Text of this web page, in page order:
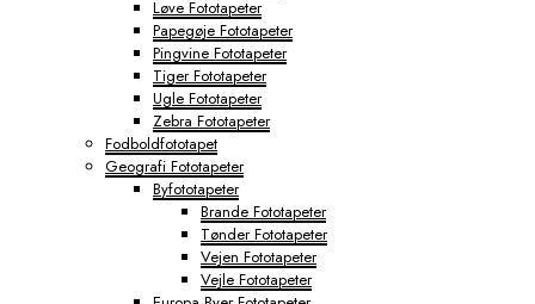
Løve Fototapeter
Papegøje Fototapeter
Pingvine Fototapeter
Tiger Fototapeter
Ugle Fototapeter
Zebra Fototapeter
Fodboldfototapet
Geografi Fototapeter
Byfototapeter
Brande Fototapeter
Tønder Fototapeter
Vejen Fototapeter
Vejle Fototapeter